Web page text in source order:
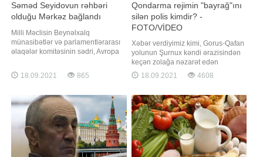
Səməd Seyidovun rəhbəri
olduğu Mərkəz bağlandı
Milli Məclisin Beynəlxalq
münasibətlər və parlamentlərarası
əlaqələr komitəsinin sədri, Avropa
Assambleyasındakı nümayəndə
heyətinin rəhbəri Səməd Seyidovun
Mərkəzi (SPM) fəaliyyətini
dayandırıb. Mərkəzin fəaliyyətini
dayandırmasına səbəb maliyyə
problemini
18.09.2021 865
Qondarma rejimin "bayrağ"ını
silən polis kimdir? -
FOTO/VİDEO
Xəbər verdiyimiz kimi, Gorus-Qafan
yolunun Şurnux kəndi ərazisindən
keçən zolağa nəzarət edən
Azərbaycan polisi burada hərəkət
edən avtomobilin üzərindəki
qondarma "bayrağı"nı elə yerindəcə
süngü ilə qazıyıb. Sosial
şəbəkələrdə yayılan məlumata
görə, həmi
18.09.2021 4608